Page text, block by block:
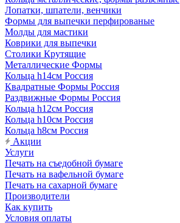
Лопатки, шпатели, венчики
Формы для выпечки перфированые
Молды для мастики
Коврики для выпечки
Столики Крутящие
Металлические Формы
Кольца h14см Россия
Квадратные Формы Россия
Раздвижные Формы Россия
Кольца h12см Россия
Кольца h10см Россия
Кольца h8см Россия
Акции
Услуги
Печать на съедобной бумаге
Печать на вафельной бумаге
Печать на сахарной бумаге
Производители
Как купить
Условия оплаты